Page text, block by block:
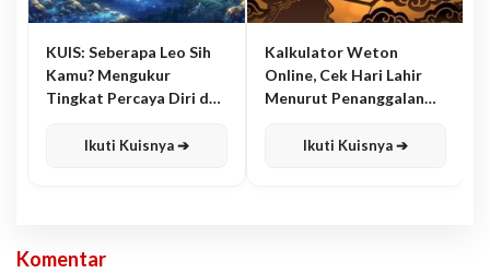
KUIS: Seberapa Leo Sih
Kamu? Mengukur
Tingkat Percaya Diri dan
Ikuti Kuisnya ➔
Kalkulator Weton
Online, Cek Hari Lahir
Menurut Penanggalan
Ikuti Kuisnya ➔
Komentar